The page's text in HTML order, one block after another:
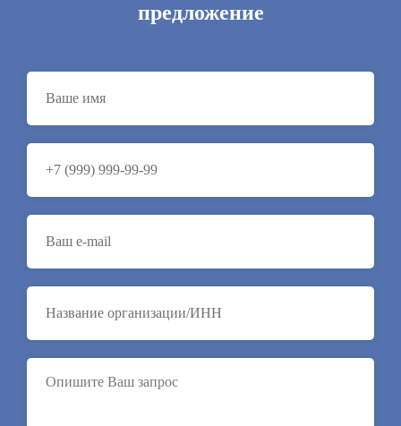
предложение